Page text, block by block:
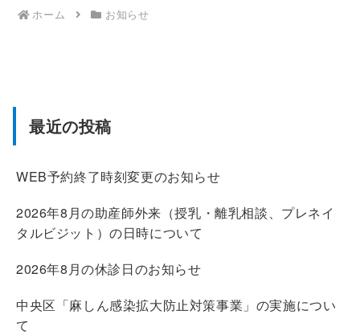
ホーム お知らせ
最近の投稿
WEB予約終了時刻変更のお知らせ
2026年8月の助産師外来（授乳・離乳相談、プレネイ
タルビジット）の日時について
2026年8月の休診日のお知らせ
中央区「麻しん感染拡大防止対策事業」の実施につい
て